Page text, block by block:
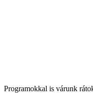
Programokkal is várunk